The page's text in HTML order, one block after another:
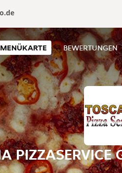
MENÜKARTE BEWERTUNGEN
PIZZASERVICE